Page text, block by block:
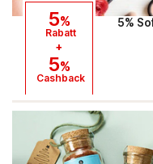
PAGRO
xxxLutz
OTTO
BADER
5%
Rabatt
+
5%
Cashback
5%